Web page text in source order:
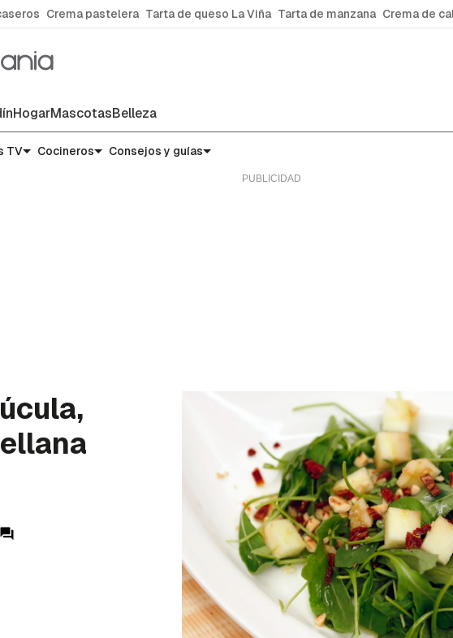
Crema pastelera Tarta de queso La Viña Tarta de manzana Crema de
HogarMascotasBelleza
TV Cocineros Consejos y guías